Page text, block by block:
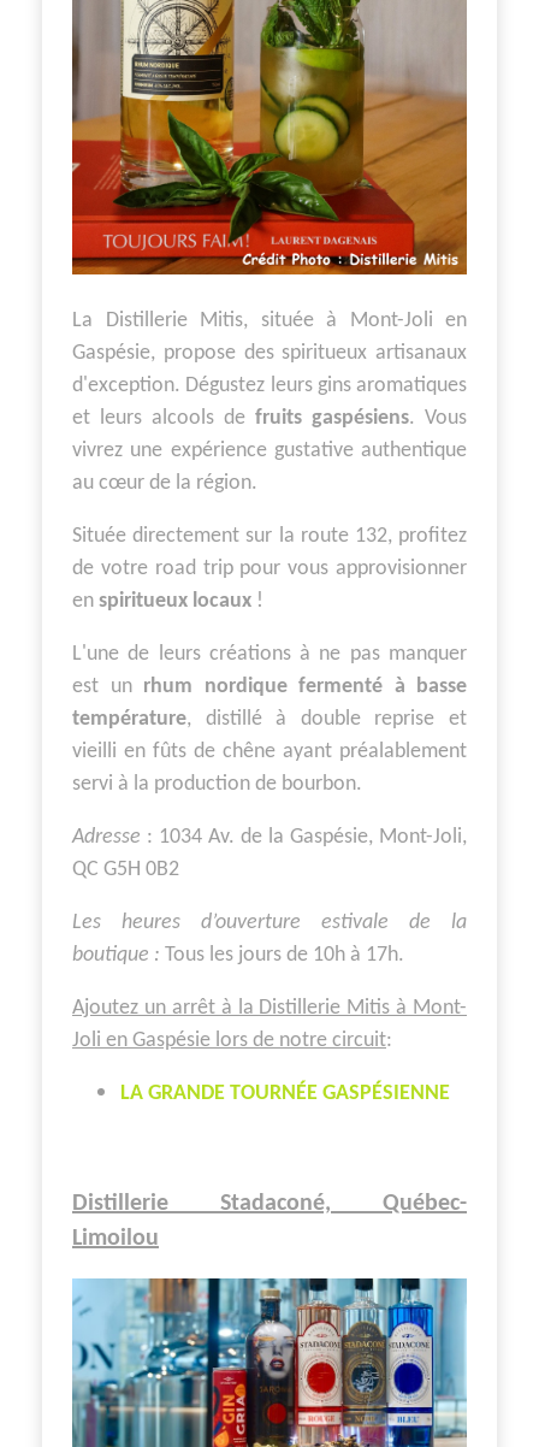
La Distillerie Mitis, située à Mont-Joli en
Gaspésie, propose des spiritueux artisanaux
d'exception. Dégustez leurs gins aromatiques
et leurs alcools de fruits gaspésiens. Vous
vivrez une expérience gustative authentique
au cœur de la région.
Située directement sur la route 132, profitez
de votre road trip pour vous approvisionner
en spiritueux locaux !
L'une de leurs créations à ne pas manquer
est un rhum nordique fermenté à basse
température, distillé à double reprise et
vieilli en fûts de chêne ayant préalablement
servi à la production de bourbon.
Adresse : 1034 Av. de la Gaspésie, Mont-Joli,
QC G5H 0B2
Les heures d’ouverture estivale de la
boutique : Tous les jours de 10h à 17h.
Ajoutez un arrêt à la Distillerie Mitis à Mont-
Joli en Gaspésie lors de notre circuit:
LA GRANDE TOURNÉE GASPÉSIENNE
Distillerie Stadaconé, Québec-
Limoilou